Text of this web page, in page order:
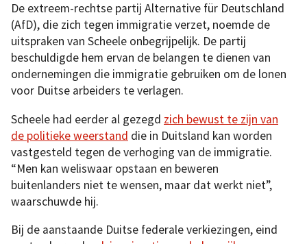
De extreem-rechtse partij Alternative für Deutschland
(AfD), die zich tegen immigratie verzet, noemde de
uitspraken van Scheele onbegrijpelijk. De partij
beschuldigde hem ervan de belangen te dienen van
ondernemingen die immigratie gebruiken om de lonen
voor Duitse arbeiders te verlagen.
Scheele had eerder al gezegd zich bewust te zijn van
de politieke weerstand die in Duitsland kan worden
vastgesteld tegen de verhoging van de immigratie.
“Men kan weliswaar opstaan en beweren
buitenlanders niet te wensen, maar dat werkt niet”,
waarschuwde hij.
Bij de aanstaande Duitse federale verkiezingen, eind